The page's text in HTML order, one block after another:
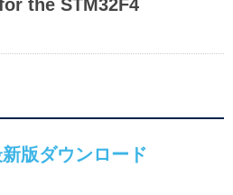
the STM32F4
版ダウンロード